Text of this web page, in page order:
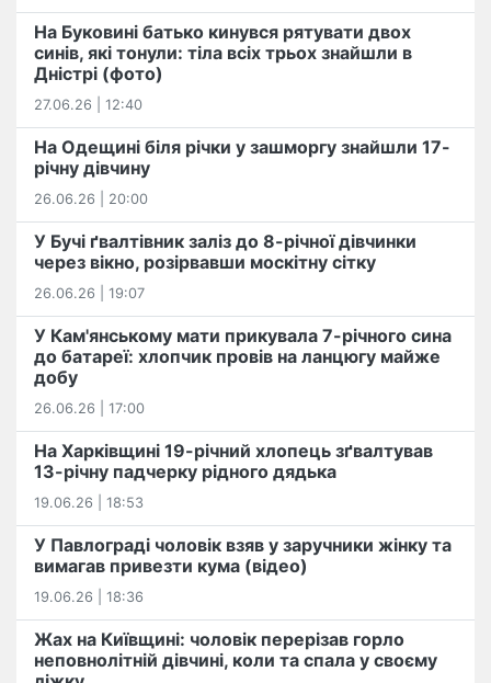
На Буковині батько кинувся рятувати двох
синів, які тонули: тіла всіх трьох знайшли в
Дністрі (фото)
27.06.26 | 12:40
На Одещині біля річки у зашморгу знайшли 17-
річну дівчину
26.06.26 | 20:00
У Бучі ґвалтівник заліз до 8-річної дівчинки
через вікно, розірвавши москітну сітку
26.06.26 | 19:07
У Кам'янському мати прикувала 7-річного сина
до батареї: хлопчик провів на ланцюгу майже
добу
26.06.26 | 17:00
На Харківщині 19-річний хлопець​ ️зґвалтував
13-річну падчерку рідного дядька
19.06.26 | 18:53
У Павлограді чоловік взяв у заручники жінку та
вимагав привезти кума (відео)
19.06.26 | 18:36
Жах на Київщині: чоловік перерізав горло
неповнолітній дівчині, коли та спала у своєму